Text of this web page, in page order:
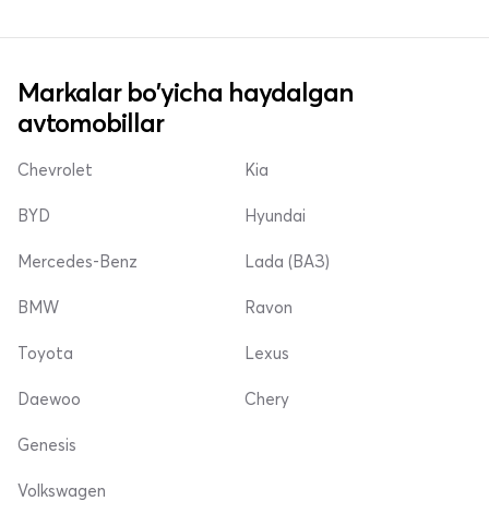
Markalar bo'yicha haydalgan
avtomobillar
Chevrolet
BYD
Mercedes-Benz
Kia
Hyundai
Lada (ВАЗ)
BMW
Toyota
Daewoo
Ravon
Lexus
Chery
Genesis
Volkswagen